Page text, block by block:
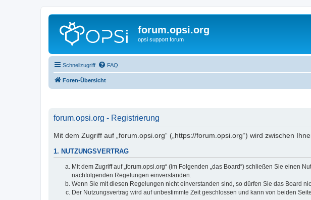
forum.opsi.org
opsi support forum
Schnellzugriff FAQ
Foren-Übersicht
forum.opsi.org - Registrierung
Mit dem Zugriff auf „forum.opsi.org“ („https://forum.opsi.org“) wird zwischen
1. NUTZUNGSVERTRAG
Mit dem Zugriff auf „forum.opsi.org“ (im Folgenden „das Board“) schließen Sie einen
nachfolgenden Regelungen einverstanden.
Wenn Sie mit diesen Regelungen nicht einverstanden sind, so dürfen Sie das Board
Der Nutzungsvertrag wird auf unbestimmte Zeit geschlossen und kann von beiden